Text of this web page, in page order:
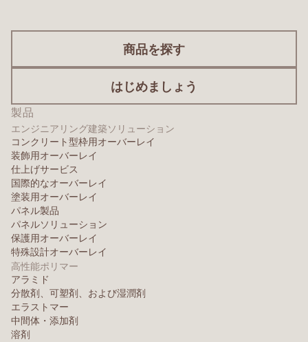
製品
エンジニアリング建築ソリューション
コンクリート型枠用オーバーレイ
装飾用オーバーレイ
仕上げサービス
国際的なオーバーレイ
塗装用オーバーレイ
パネル製品
パネルソリューション
保護用オーバーレイ
特殊設計オーバーレイ
高性能ポリマー
アラミド
分散剤、可塑剤、および湿潤剤
エラストマー
中間体・添加剤
溶剤
商品を探す
はじめましょう